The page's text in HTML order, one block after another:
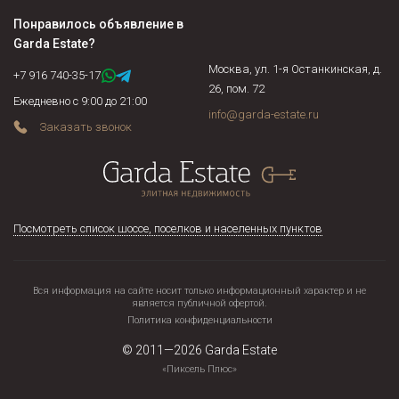
Понравилось объявление в
Garda Estate?
+7 916 740-35-17
Ежедневно с 9:00 до 21:00
Заказать звонок
Москва, ул. 1-я Останкинская, д.
26, пом. 72
info@garda-estate.ru
Посмотреть список шоссе, поселков и населенных пунктов
Вся информация на сайте носит только информационный характер и не
является публичной офертой.
Политика конфиденциальности
© 2011—2026 Garda Estate
«Пиксель Плюс»